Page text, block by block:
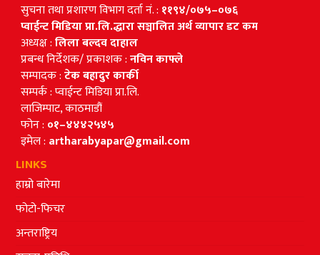
सुचना तथा प्रशारण विभाग दर्ता नं. : ११९४/०७५–०७६
प्वाईन्ट मिडिया प्रा.लि.द्धारा सञ्चालित अर्थ व्यापार डट कम
अध्यक्ष :लिला बल्दव दाहाल
प्रबन्ध निर्देशक/ प्रकाशक :नविन काफ्ले
सम्पादक :टेक बहादुर कार्की
सम्पर्क : प्वाईन्ट मिडिया प्रा.लि.
लाजिम्पाट, काठमाडौं
फोन : ०१–४४४२५४५
इमेल : artharabyapar@gmail.com
LINKS
हाम्रो बारेमा
फोटो-फिचर
अन्तराष्ट्रिय